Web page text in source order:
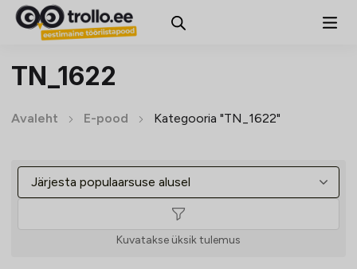
TN_1622
Avaleht E-pood Kategooria "TN_1622"
Kuvatakse üksik tulemus